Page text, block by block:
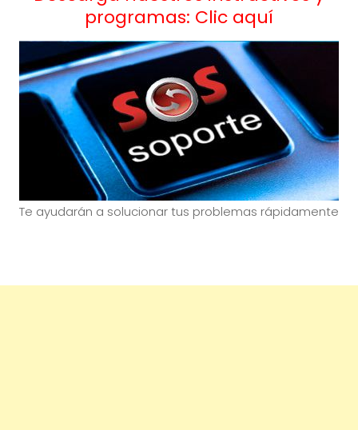
programas: Clic aquí
Te ayudarán a solucionar tus problemas rápidamente